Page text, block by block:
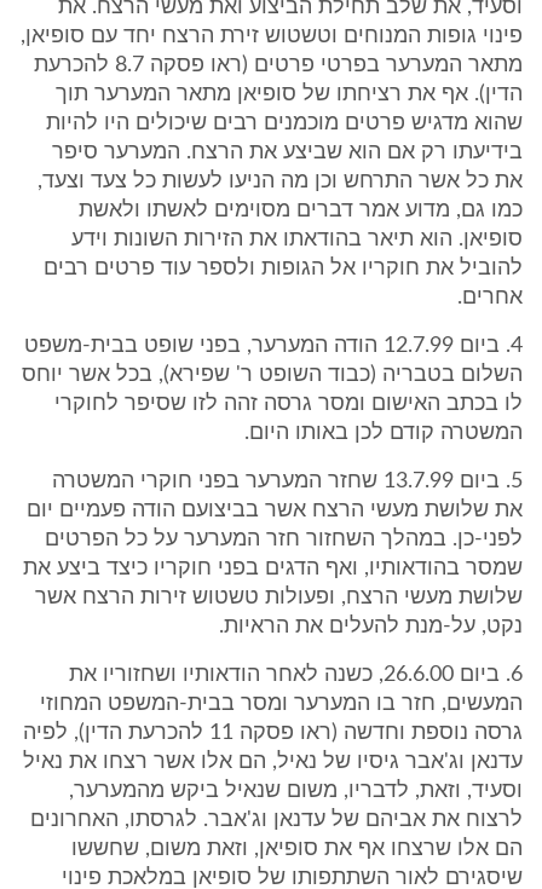
וסעיד, את שלב תחילת הביצוע ואת מעשי הרצח. את
פינוי גופות המנוחים וטשטוש זירת הרצח יחד עם סופיאן,
מתאר המערער בפרטי פרטים (ראו פסקה 8.7 להכרעת
הדין). אף את רציחתו של סופיאן מתאר המערער תוך
שהוא מדגיש פרטים מוכמנים רבים שיכולים היו להיות
בידיעתו רק אם הוא שביצע את הרצח. המערער סיפר
את כל אשר התרחש וכן מה הניעו לעשות כל צעד וצעד,
כמו גם, מדוע אמר דברים מסוימים לאשתו ולאשת
סופיאן. הוא תיאר בהודאתו את הזירות השונות וידע
להוביל את חוקריו אל הגופות ולספר עוד פרטים רבים
אחרים.
4. ביום 12.7.99 הודה המערער, בפני שופט בבית-משפט
השלום בטבריה (כבוד השופט ר' שפירא), בכל אשר יוחס
לו בכתב האישום ומסר גרסה זהה לזו שסיפר לחוקרי
המשטרה קודם לכן באותו היום.
5. ביום 13.7.99 שחזר המערער בפני חוקרי המשטרה
את שלושת מעשי הרצח אשר בביצועם הודה פעמיים יום
לפני-כן. במהלך השחזור חזר המערער על כל הפרטים
שמסר בהודאותיו, ואף הדגים בפני חוקריו כיצד ביצע את
שלושת מעשי הרצח, ופעולות טשטוש זירות הרצח אשר
נקט, על-מנת להעלים את הראיות.
6. ביום 26.6.00, כשנה לאחר הודאותיו ושחזוריו את
המעשים, חזר בו המערער ומסר בבית-המשפט המחוזי
גרסה נוספת וחדשה (ראו פסקה 11 להכרעת הדין), לפיה
עדנאן וג'אבר גיסיו של נאיל, הם אלו אשר רצחו את נאיל
וסעיד, וזאת, לדבריו, משום שנאיל ביקש מהמערער,
לרצוח את אביהם של עדנאן וג'אבר. לגרסתו, האחרונים
הם אלו שרצחו אף את סופיאן, וזאת משום, שחששו
שיסגירם לאור השתתפותו של סופיאן במלאכת פינוי